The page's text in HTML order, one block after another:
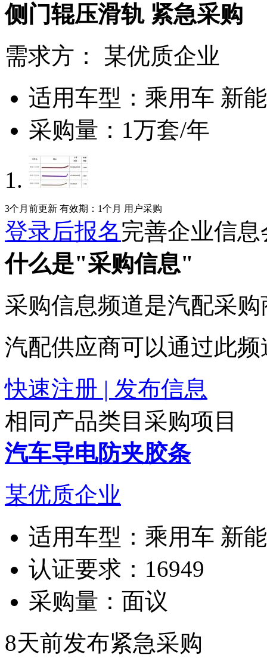
侧门辊压滑轨 紧急采购
需求方：
某优质企业
适用车型： 乘用车 新
采购量： 1万套/年
3个月前更新 有效期：1个月 用户采购
登录后报名完善企业信
什么是"采购信息"
采购信息频道是汽配采
汽配供应商可以通过此
快速注册 | 发布信息
相同产品类目采购项目
汽车导电防夹胶条
某优质企业
适用车型： 乘用车 新
认证要求： 16949
采购量： 面议
8天前发布紧急采购